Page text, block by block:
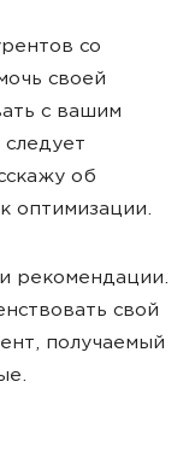
со
своей
с вашим
об
оптимизации.
рекомендации.
свой
получаемый